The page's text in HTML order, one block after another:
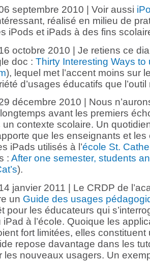
septembre 2010 | Voir aussi
réalisé en milieu de
iPods et iPads à des fins
octobre 2010 | Je retiens ce
doc : Thirty Interesting Ways to
), lequel met l’accent moins sur
d’usages éducatifs que l’outil
décembre 2010 | Nous
avant les premiers
contexte scolaire. Un
que les enseignants et les
iPads utilisés à l’école St.
: After one semester, students
).
janvier 2011 | Le CRDP de
un Guide des usages
pour les éducateurs qui
iPad à l’école. Quoique les
fort limitées, elles constituent
repose davantage dans les
les nouveaux usagers. Un